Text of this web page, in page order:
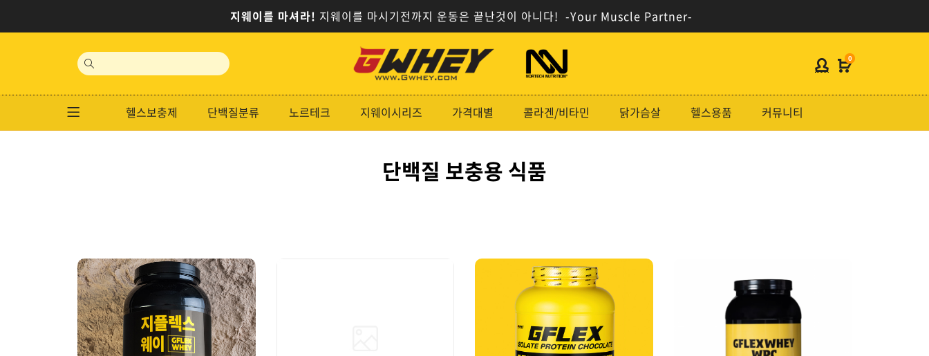
헬스보충제
단백질분류
헬스용품
지웨이를 마셔라! 지웨이를 마시기전까지 운동은 끝난것이 아니다! -Your Muscle Partner-
사
이
고
사
이
로
고
0
헬스보충제 단백질분류 노르테크 지웨이시리즈 가격대별 콜라겐/비타민 닭가슴살 헬스용품 커뮤니티
단백질 보충용 식품